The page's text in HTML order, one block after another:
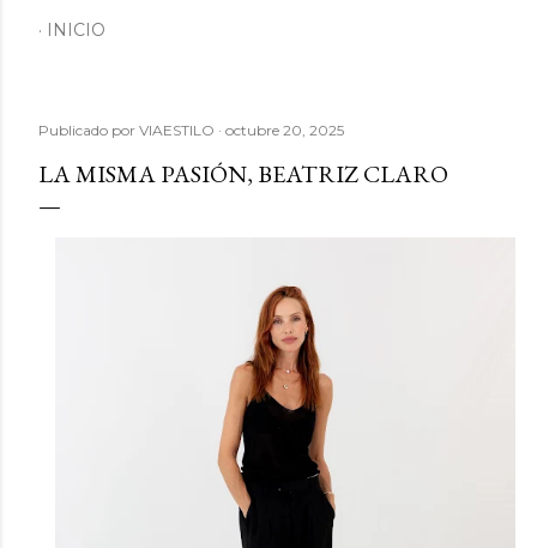
INICIO
Publicado por VIAESTILO octubre 20, 2025
LA MISMA PASIÓN, BEATRIZ CLARO